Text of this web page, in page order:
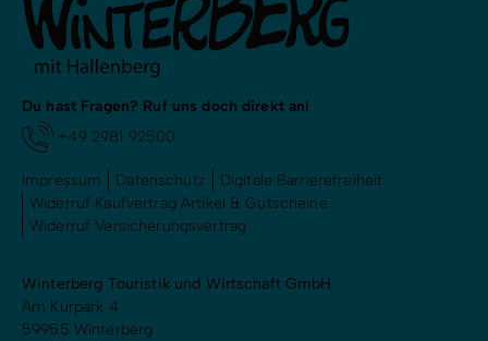
Du hast Fragen? Ruf uns doch direkt an!
+49 2981 92500
Impressum Datenschutz
Digitale Barrierefreiheit
Widerruf Kaufvertrag Artikel & Gutscheine
Widerruf Versicherungsvertrag
Winterberg Touristik und Wirtschaft GmbH
Am Kurpark 4
59955 Winterberg